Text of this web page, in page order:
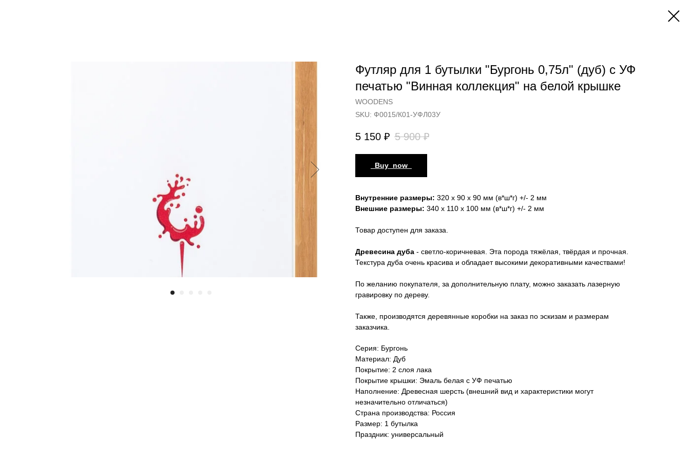
Футляр для 1 бутылки "Бургонь 0,75л" (дуб) с УФ
печатью "Винная коллекция" на белой крышке
WOODENS
SKU: Ф0015/К01-УФЛ03У
5 150 ₽ 5 900 ₽
_Buy_now_
Внутренние размеры: 320 х 90 х 90 мм (в*ш*г) +/- 2 мм
Внешние размеры: 340 х 110 х 100 мм (в*ш*г) +/- 2 мм
Товар доступен для заказа.
Древесина дуба - светло-коричневая. Эта порода тяжёлая, твёрдая и прочная.
Текстура дуба очень красива и обладает высокими декоративными качествами!
По желанию покупателя, за дополнительную плату, можно заказать лазерную
гравировку по дереву.
Также, производятся деревянные коробки на заказ по эскизам и размерам
заказчика.
Серия: Бургонь
Материал: Дуб
Покрытие: 2 слоя лака
Покрытие крышки: Эмаль белая с УФ печатью
Наполнение: Древесная шерсть (внешний вид и характеристики могут
незначительно отличаться)
Страна производства: Россия
Размер: 1 бутылка
Праздник: универсальный